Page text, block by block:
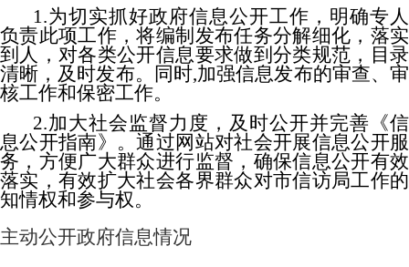
1.为切实抓好政府信息公开工作，明确专人
负责此项工作，将编制发布任务分解细化，落实
到人，对各类公开信息要求做到分类规范，目录
清晰，及时发布。同时,加强信息发布的审查、审
核工作和保密工作。
2.加大社会监督力度，及时公开并完善《信
息公开指南》。通过网站对社会开展信息公开服
务，方便广大群众进行监督，确保信息公开有效
落实，有效扩大社会各界群众对市信访局工作的
知情权和参与权。
主动公开政府信息情况